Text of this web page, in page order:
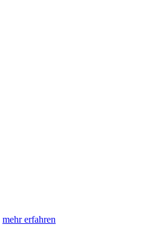
mehr erfahren